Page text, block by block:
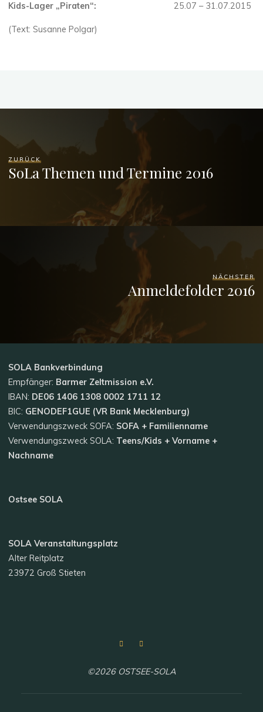
Kids-Lager „Piraten“: 25.07 – 31.07.2015
(Text: Susanne Polgar)
ZURÜCK
SoLa Themen und Termine 2016
NÄCHSTER
Anmeldefolder 2016
SOLA Bankverbindung
Empfänger: Barmer Zeltmission e.V.
IBAN: DE06 1406 1308 0002 1711 12
BIC: GENODEF1GUE (VR Bank Mecklenburg)
Verwendungszweck SOFA: SOFA + Familienname
Verwendungszweck SOLA: Teens/Kids + Vorname +
Nachname
Ostsee SOLA
SOLA Veranstaltungsplatz
Alter Reitplatz
23972 Groß Stieten
©2026 OSTSEE-SOLA